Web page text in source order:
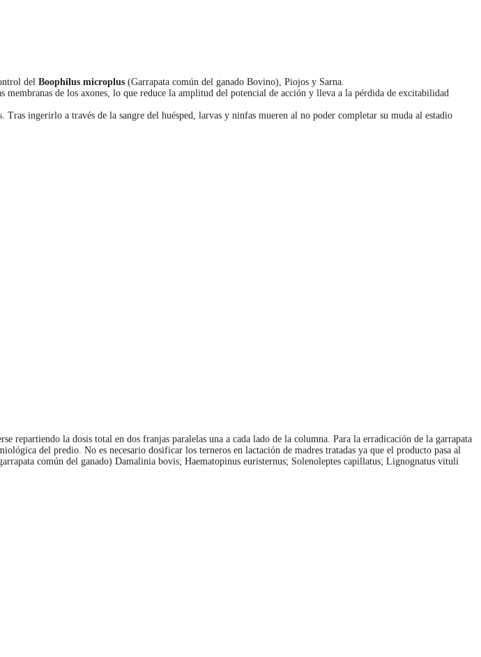
del Boophilus microplus (Garrapata común del ganado Bovino), Piojos y Sarna.
de los axones, lo que reduce la amplitud del potencial de acción y lleva a la pérdida de excitabilidad
ingerirlo a través de la sangre del huésped, larvas y ninfas mueren al no poder completar su muda al estadio
repartiendo la dosis total en dos franjas paralelas una a cada lado de la columna. Para la erradicación de la garrapata
del predio. No es necesario dosificar los terneros en lactación de madres tratadas ya que el producto pasa al
común del ganado) Damalinia bovis; Haematopinus euristernus; Solenoleptes capillatus; Lignognatus vituli